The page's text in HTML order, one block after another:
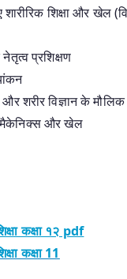
शिक्षा और खेल
प्रशिक्षण
शरीर विज्ञान के मौलिक
और खेल
कक्षा १२ pdf
कक्षा 11